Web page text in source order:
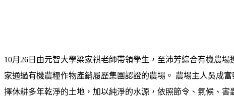
10月26日由元智大學梁家祺老師帶領學生，至沛芳綜合有機農
家通過有機農糧作物產銷履歷集團認證的農場。 農場主人吳成
擇休耕多年乾淨的土地，加以純淨的水源，依照節令、氣候、